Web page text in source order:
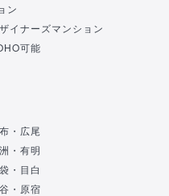
ン
イナーズマンション
可能
・広尾
・有明
・目白
・原宿